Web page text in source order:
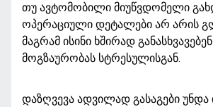
თუ ავტომობილი მიუწვდომელი
ოპერაციული დეტალები არ არის
მაგრამ ისინი ხშირად
მოგზაურობას სტრესულისგან.
დაზღვევა ადვილად გასაგები უნდა